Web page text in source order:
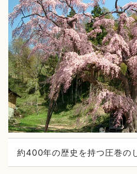
約400年の歴史を持つ圧巻の